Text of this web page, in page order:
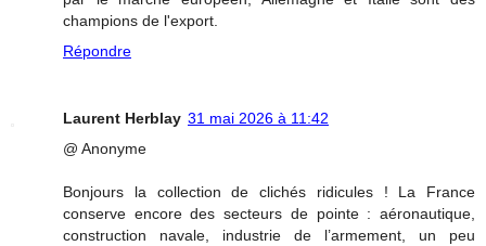
champions de l'export.
Répondre
Laurent Herblay 31 mai 2026 à 11:42
@ Anonyme
Bonjours la collection de clichés ridicules ! La France
conserve encore des secteurs de pointe : aéronautique,
construction navale, industrie de l’armement, un peu